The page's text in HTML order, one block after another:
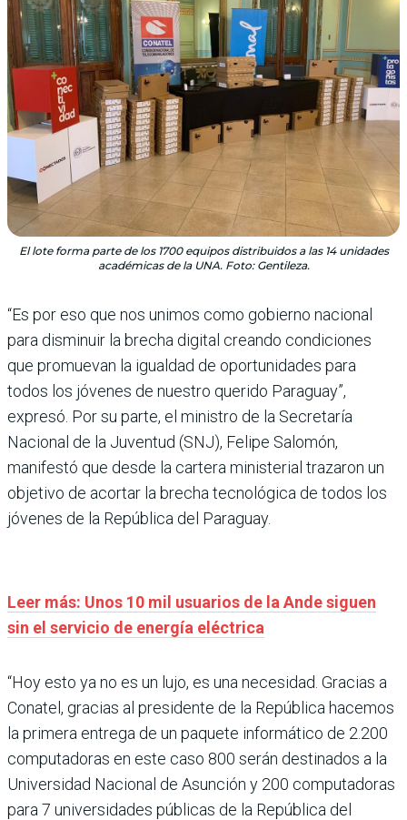
El lote forma parte de los 1700 equipos distribuidos a las 14 unidades
académicas de la UNA. Foto: Gentileza.
“Es por eso que nos unimos como gobierno nacional
para disminuir la brecha digital creando condiciones
que promuevan la igualdad de oportunidades para
todos los jóvenes de nuestro querido Paraguay”,
expresó. Por su parte, el ministro de la Secretaría
Nacional de la Juventud (SNJ), Felipe Salomón,
manifestó que desde la cartera ministerial trazaron un
objetivo de acortar la brecha tecnológica de todos los
jóvenes de la República del Paraguay.
Leer más: Unos 10 mil usuarios de la Ande siguen
sin el servicio de energía eléctrica
“Hoy esto ya no es un lujo, es una necesidad. Gracias a
Conatel, gracias al presidente de la República hacemos
la primera entrega de un paquete informático de 2.200
computadoras en este caso 800 serán destinados a la
Universidad Nacional de Asunción y 200 computadoras
para 7 universidades públicas de la República del